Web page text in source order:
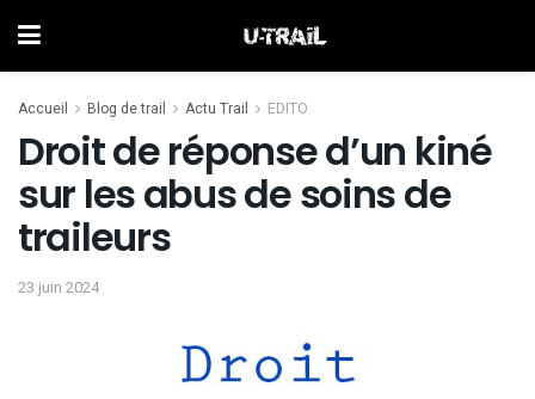
Accueil Blog de trail Actu Trail EDITO
Droit de réponse d’un kiné
sur les abus de soins de
traileurs
23 juin 2024